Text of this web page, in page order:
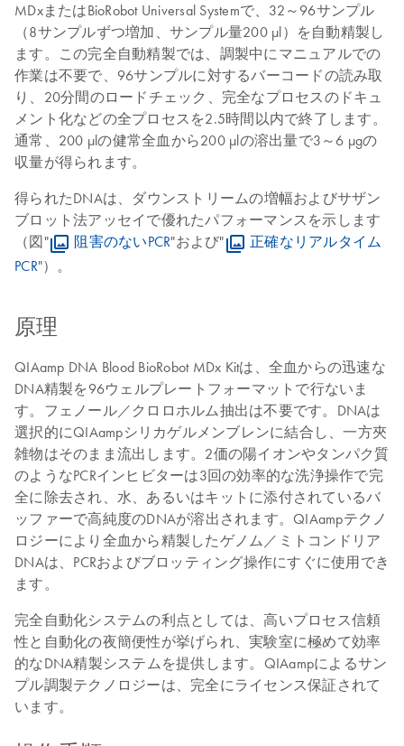
MDxまたはBioRobot Universal Systemで、32～96サンプル
（8サンプルずつ増加、サンプル量200 µl）を自動精製し
ます。この完全自動精製では、調製中にマニュアルでの
作業は不要で、96サンプルに対するバーコードの読み取
り、20分間のロードチェック、完全なプロセスのドキュ
メント化などの全プロセスを2.5時間以内で終了します。
通常、200 µlの健常全血から200 µlの溶出量で3～6 µgの
収量が得られます。
得られたDNAは、ダウンストリームの増幅およびサザン
ブロット法アッセイで優れたパフォーマンスを示します
（図"
阻害のないPCR"および"
正確なリアルタイム
PCR"）。
原理
QIAamp DNA Blood BioRobot MDx Kitは、全血からの迅速な
DNA精製を96ウェルプレートフォーマットで行ないま
す。フェノール／クロロホルム抽出は不要です。DNAは
選択的にQIAampシリカゲルメンブレンに結合し、一方夾
雑物はそのまま流出します。2価の陽イオンやタンパク質
のようなPCRインヒビターは3回の効率的な洗浄操作で完
全に除去され、水、あるいはキットに添付されているバ
ッファーで高純度のDNAが溶出されます。QIAampテクノ
ロジーにより全血から精製したゲノム／ミトコンドリア
DNAは、PCRおよびブロッティング操作にすぐに使用でき
ます。
完全自動化システムの利点としては、高いプロセス信頼
性と自動化の夜簡便性が挙げられ、実験室に極めて効率
的なDNA精製システムを提供します。QIAampによるサン
プル調製テクノロジーは、完全にライセンス保証されて
います。